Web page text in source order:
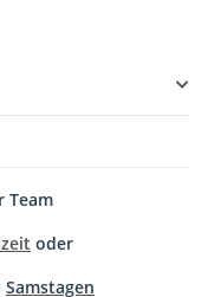
Team
oder
Samstagen